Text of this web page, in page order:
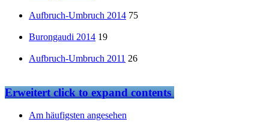
Aufbruch-Umbruch 2014 75
Burongaudi 2014 19
Aufbruch-Umbruch 2011 26
Erweitertclick to expand contents
Am häufigsten angesehen